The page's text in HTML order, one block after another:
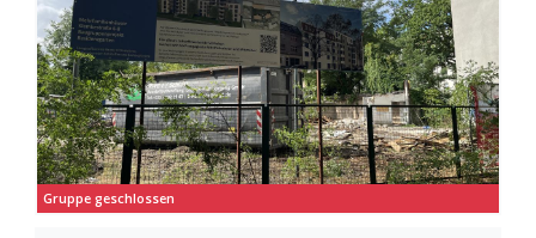
Gruppe geschlossen